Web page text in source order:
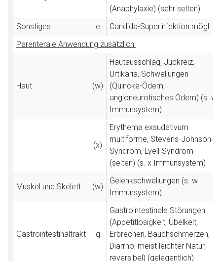
(Anaphylaxie) (sehr selten)
Sonstiges
e
Candida-Superinfektion mögl.
Parenterale Anwendung zusätzlich:
Haut (w)
Hautausschlag, Juckreiz,
Urtikaria, Schwellungen
(Quincke-Ödem,
angioneurotisches Ödem) (s. w
Immunsystem)
(x)
Erythema exsudativum
multiforme, Stevens-Johnson-
Syndrom, Lyell-Syndrom
(selten) (s. x Immunsystem)
Muskel und Skelett (w)
Gelenkschwellungen (s. w
Immunsystem)
Gastrointestinaltrakt q
Gastrointestinale Störungen
(Appetitlosigkeit, Übelkeit,
Erbrechen, Bauchschmerzen,
Diarrhö; meist leichter Natur,
reversibel) (gelegentlich)